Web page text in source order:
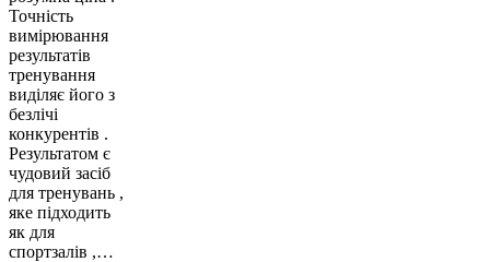
Точність
вимірювання
результатів
тренування
виділяє його з
безлічі
конкурентів .
Результатом є
чудовий засіб
для тренувань ,
яке підходить
як для
спортзалів ,…